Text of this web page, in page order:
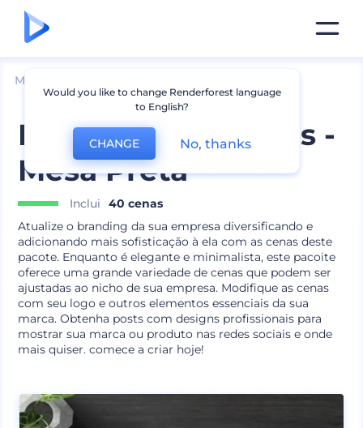
Mockups
Pacote para Marcas -
Mesa Preta
Inclui
40 cenas
Atualize o branding da sua empresa diversificando e
adicionando mais sofisticação à ela com as cenas deste
pacote. Enquanto é elegante e minimalista, este pacoite
oferece uma grande variedade de cenas que podem ser
ajustadas ao nicho de sua empresa. Modifique as cenas
com seu logo e outros elementos essenciais da sua
marca. Obtenha posts com designs profissionais para
mostrar sua marca ou produto nas redes sociais e onde
mais quiser. comece a criar hoje!
Would you like to change Renderforest language
to English?
CHANGE No, thanks